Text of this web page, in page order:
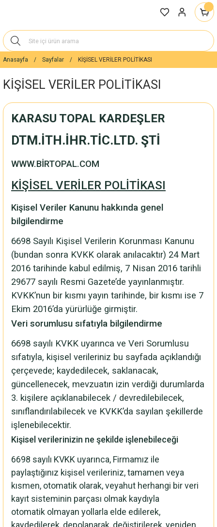
Anasayfa Sayfalar KİŞİSEL VERİLER POLİTİKASI
KİŞİSEL VERİLER POLİTİKASI
KARASU TOPAL KARDEŞLER
DTM.İTH.İHR.TİC.LTD. ŞTİ
WWW.BİRTOPAL.COM
KİŞİSEL VERİLER POLİTİKASI
Kişisel Veriler Kanunu hakkında genel
bilgilendirme
6698 Sayılı Kişisel Verilerin Korunması Kanunu
(bundan sonra KVKK olarak anılacaktır) 24 Mart
2016 tarihinde kabul edilmiş, 7 Nisan 2016 tarihli
29677 sayılı Resmi Gazete’de yayınlanmıştır.
KVKK’nun bir kısmı yayın tarihinde, bir kısmı ise 7
Ekim 2016’da yürürlüğe girmiştir.
Veri sorumlusu sıfatıyla bilgilendirme
6698 sayılı KVKK uyarınca ve Veri Sorumlusu
sıfatıyla, kişisel verileriniz bu sayfada açıklandığı
çerçevede; kaydedilecek, saklanacak,
güncellenecek, mevzuatın izin verdiği durumlarda
3. kişilere açıklanabilecek / devredilebilecek,
sınıflandırılabilecek ve KVKK’da sayılan şekillerde
işlenebilecektir.
Kişisel verilerinizin ne şekilde işlenebileceği
6698 sayılı KVKK uyarınca, Firmamız ile
paylaştığınız kişisel verileriniz, tamamen veya
kısmen, otomatik olarak, veyahut herhangi bir veri
kayıt sisteminin parçası olmak kaydıyla
otomatik olmayan yollarla elde edilerek,
kaydedilerek, depolanarak, değiştirilerek, yeniden